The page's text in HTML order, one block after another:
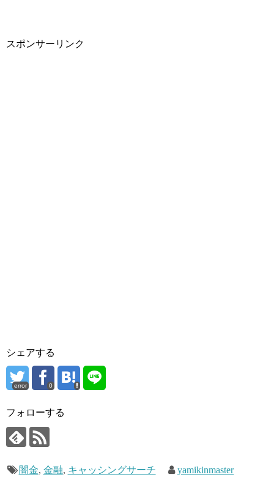
スポンサーリンク
シェアする
error 0
フォローする
闇金, 金融, キャッシングサーチ yamikinmaster